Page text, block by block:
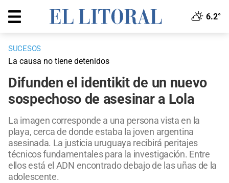
6.2°
SUCESOS
La causa no tiene detenidos
Difunden el identikit de un nuevo
sospechoso de asesinar a Lola
La imagen corresponde a una persona vista en la
playa, cerca de donde estaba la joven argentina
asesinada. La justicia uruguaya recibirá peritajes
técnicos fundamentales para la investigación. Entre
ellos está el ADN encontrado debajo de las uñas de la
adolescente.